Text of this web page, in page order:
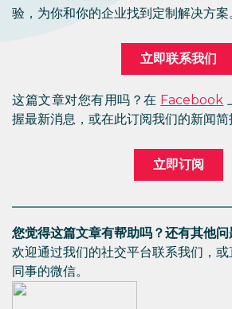
验，为你和你的企业找到定制解决方案
立即联系我们
这篇文章对您有用吗？在 Facebook
握最新消息，或在此订阅我们的新闻简
立即订阅
您觉得这篇文章有帮助吗？还有其他问
欢迎通过我们的社交平台联系我们，
同事的微信。